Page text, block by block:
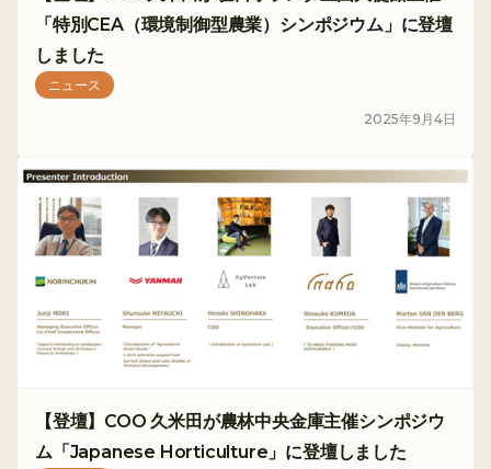
「特別CEA（環境制御型農業）シンポジウム」に登壇
しました
ニュース
2025年9 月4日
【登壇】COO 久米田が農林中央金庫主催シンポジウ
ム「Japanese Horticulture」に登壇しました